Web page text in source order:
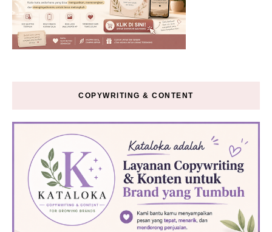
COPYWRITING & CONTENT